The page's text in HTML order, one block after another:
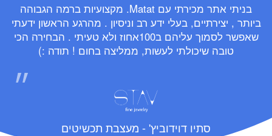
בניתי אתר מכירתי עם Matat. מקצועיות ברמה הגבוהה
ביותר , יצירתיים, בעלי ידע רב וניסיון . מהרגע הראשון ידעתי
שאפשר לסמוך עליהם ב100אחוז ולא טעיתי . הבחירה הכי
טובה שיכולתי לעשות, ממליצה בחום ! תודה :)
סתיו דוידוביץ' - מעצבת תכשיטים